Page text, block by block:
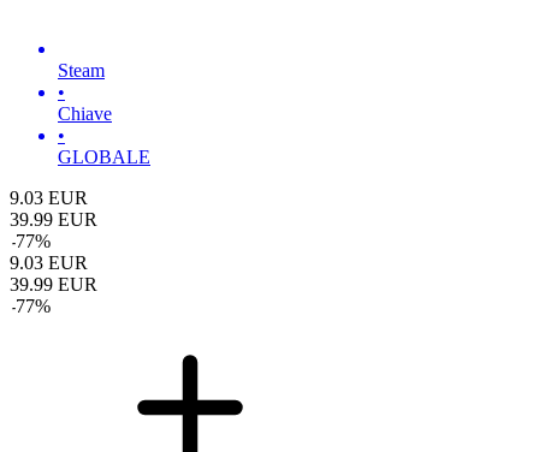
Steam
•
Chiave
•
GLOBALE
9.03 EUR
39.99 EUR
-77%
9.03 EUR
39.99 EUR
-77%